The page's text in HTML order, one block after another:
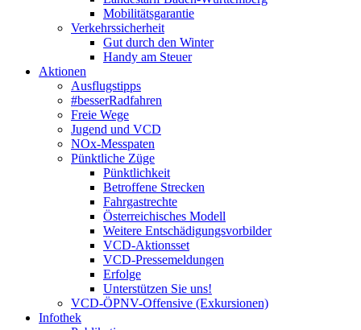
Mobilitätsgarantie
Verkehrssicherheit
Gut durch den Winter
Handy am Steuer
Aktionen
Ausflugstipps
#besserRadfahren
Freie Wege
Jugend und VCD
NOx-Messpaten
Pünktliche Züge
Pünktlichkeit
Betroffene Strecken
Fahrgastrechte
Österreichisches Modell
Weitere Entschädigungsvorbilder
VCD-Aktionsset
VCD-Pressemeldungen
Erfolge
Unterstützen Sie uns!
VCD-ÖPNV-Offensive (Exkursionen)
Infothek